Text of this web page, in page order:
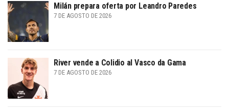
Milán prepara oferta por Leandro Paredes
7 DE AGOSTO DE 2026
River vende a Colidio al Vasco da Gama
7 DE AGOSTO DE 2026